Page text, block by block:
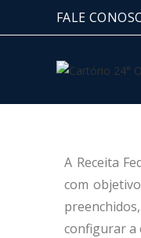
FALE
A Receita
com
configurar a